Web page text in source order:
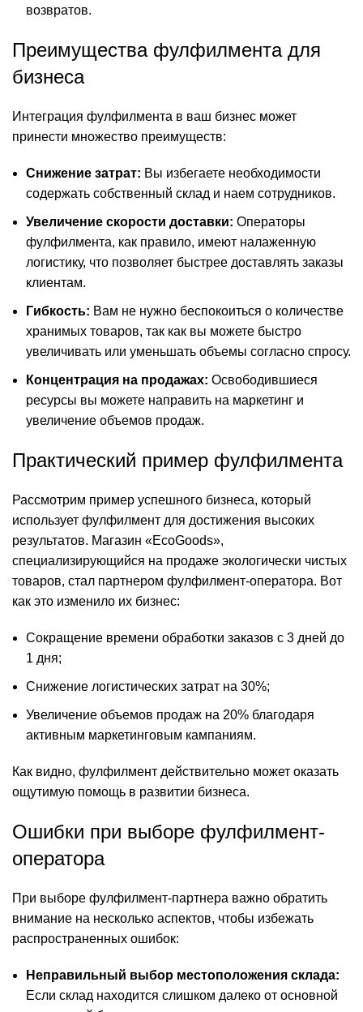
возвратов.
Преимущества фулфилмента для
бизнеса
Интеграция фулфилмента в ваш бизнес может
принести множество преимуществ:
Снижение затрат: Вы избегаете необходимости
содержать собственный склад и наем сотрудников.
Увеличение скорости доставки: Операторы
фулфилмента, как правило, имеют налаженную
логистику, что позволяет быстрее доставлять заказы
клиентам.
Гибкость: Вам не нужно беспокоиться о количестве
хранимых товаров, так как вы можете быстро
увеличивать или уменьшать объемы согласно спросу.
Концентрация на продажах: Освободившиеся
ресурсы вы можете направить на маркетинг и
увеличение объемов продаж.
Практический пример фулфилмента
Рассмотрим пример успешного бизнеса, который
использует фулфилмент для достижения высоких
результатов. Магазин «EcoGoods»,
специализирующийся на продаже экологически чистых
товаров, стал партнером фулфилмент-оператора. Вот
как это изменило их бизнес:
Сокращение времени обработки заказов с 3 дней до
1 дня;
Снижение логистических затрат на 30%;
Увеличение объемов продаж на 20% благодаря
активным маркетинговым кампаниям.
Как видно, фулфилмент действительно может оказать
ощутимую помощь в развитии бизнеса.
Ошибки при выборе фулфилмент-
оператора
При выборе фулфилмент-партнера важно обратить
внимание на несколько аспектов, чтобы избежать
распространенных ошибок:
Неправильный выбор местоположения склада:
Если склад находится слишком далеко от основной